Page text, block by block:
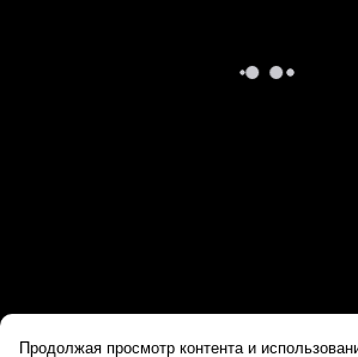
Продолжая просмотр контента и